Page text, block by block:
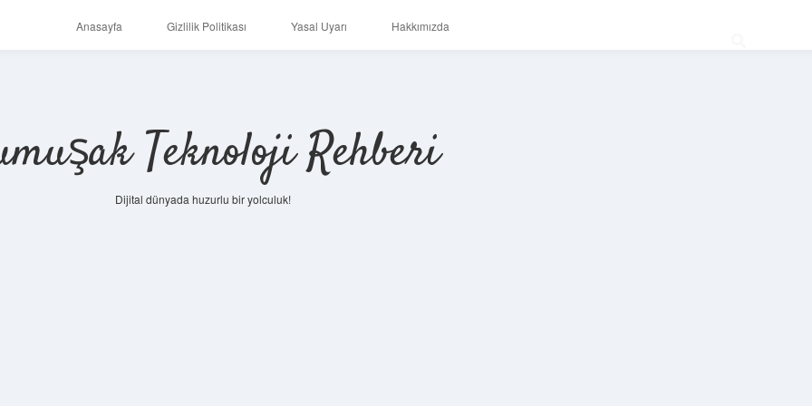
Anasayfa Gizlilik Politikası Yasal Uyarı Hakkımızda
Teknoloji Rehberi
Dijital dünyada huzurlu bir yolculuk!